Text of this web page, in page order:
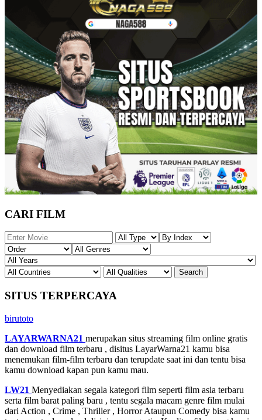
CARI FILM
SITUS TERPERCAYA
birutoto
LAYARWARNA21 merupakan situs streaming film online gratis
dan download film terbaru , disitus LayarWarna21 kamu bisa
menemukan film-film terbaru dan terupdate saat ini dan tentu bisa
kamu download kapan pun kamu mau.
LW21 Menyediakan segala kategori film seperti film asia terbaru
serta film barat paling baru , tentu segala macam genre film mulai
dari Action , Crime , Thriller , Horror Ataupun Comedy bisa kamu